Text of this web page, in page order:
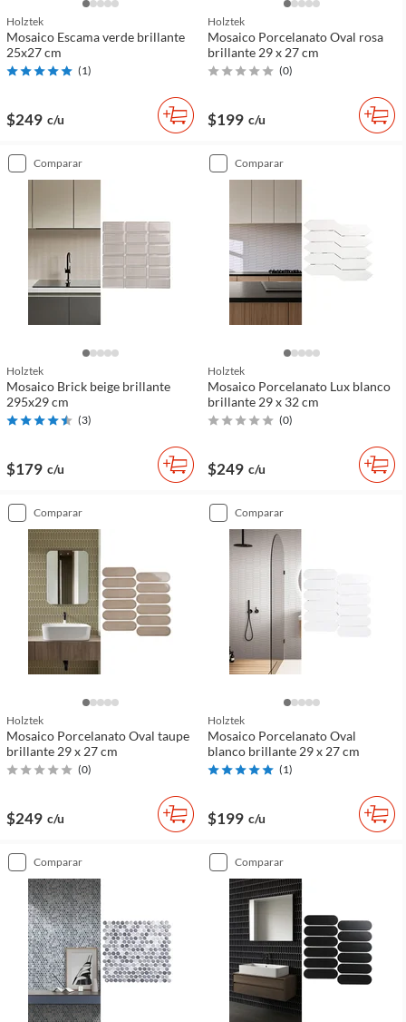
Holztek
Mosaico Escama verde brillante
25x27 cm
(1)
$249 c/u
Holztek
Mosaico Porcelanato Oval rosa
brillante 29 x 27 cm
(0)
$199 c/u
comparar
Holztek
Mosaico Brick beige brillante
295x29 cm
(3)
$179 c/u
comparar
Holztek
Mosaico Porcelanato Lux blanco
brillante 29 x 32 cm
(0)
$249 c/u
comparar
Holztek
Mosaico Porcelanato Oval taupe
brillante 29 x 27 cm
(0)
$249 c/u
comparar
Holztek
Mosaico Porcelanato Oval
blanco brillante 29 x 27 cm
(1)
$199 c/u
comparar comparar